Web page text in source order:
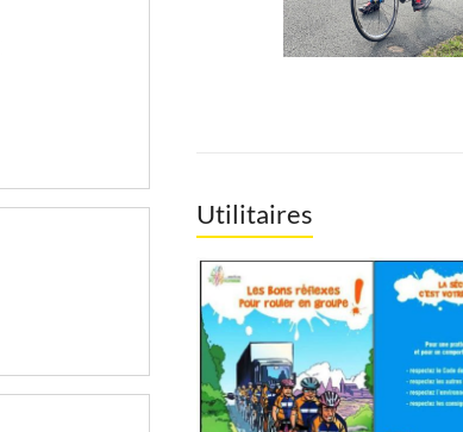
Utilitaires